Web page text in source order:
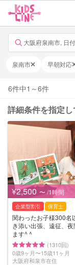
大阪府泉南市, 日
泉南市 早朝対応
6件中1 ～6件
詳細条件を指定
¥2,500 〜 /1時間
企業型割引 保育士
関わったお子様300名
き添い出張、遠征、
ます^ ^
(1310回)
0歳9ヶ月〜15歳11ヶ月
大阪府和泉市在住